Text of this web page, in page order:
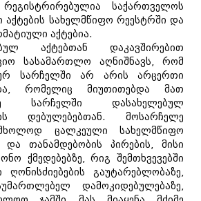
რეგისტრირებულია საქართველოს
სახელმწიფო რეესტრში და
აქტებია.
აქტებთან დაკავშირებით
სასამართლო აღნიშნავს, რომ
სარჩელში არ არის არცერთი
რომელიც მიუთითებდა მათ
სარჩელში დასახელებულ
დებულებებთან. მოსარჩელე
ცალკეული სახელმწიფო
და თანამდებობის პირების, მისი
ქმედებებზე, რიგ შემთხვევებში
ღონისძიებების გაუტარებლობაზე,
დამოკიდებულებაზე,